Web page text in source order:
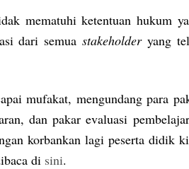
mematuhi ketentuan hukum
dari semua stakeholderyang
mufakat, mengundang para
dan pakar evaluasi
korbankan lagi peserta didik
di sini.